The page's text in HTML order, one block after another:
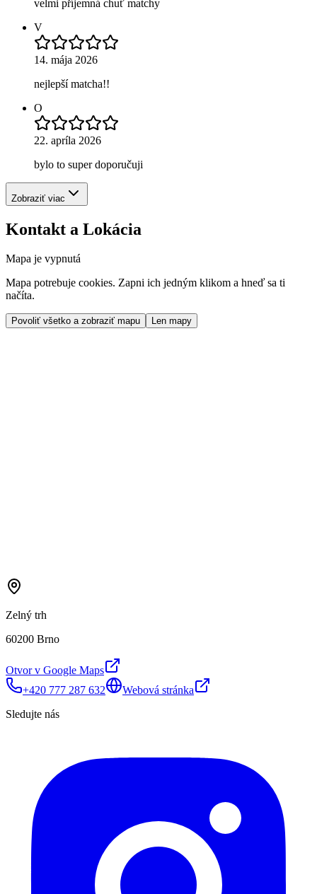
velmi příjemná chuť matchy
V
14. mája 2026
nejlepší matcha!!
O
22. apríla 2026
bylo to super doporučuji
Zobraziť viac
Kontakt a Lokácia
Mapa je vypnutá
Mapa potrebuje cookies. Zapni ich jedným klikom a hneď sa ti
načíta.
Povoliť všetko a zobraziť mapu Len mapy
Zelný trh
60200 Brno
Otvor v Google Maps
+420 777 287 632
Webová stránka
Sledujte nás